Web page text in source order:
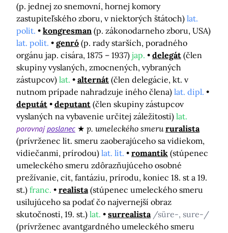
(p. jednej zo snemovní, hornej komory
zastupiteľského zboru, v niektorých štátoch) lat.
polit.
kongresman (p. zákonodarneho zboru, USA)
lat. polit.
genró (p. rady starších, poradného
orgánu jap. cisára, 1875 – 1937) jap. delegát (člen
skupiny vyslaných, zmocnených, vybraných
zástupcov) lat. alternát (člen delegácie, kt. v
nutnom prípade nahradzuje iného člena) lat. dipl.
deputát
deputant (člen skupiny zástupcov
vyslaných na vybavenie určitej záležitosti) lat.
porovnajposlanec p. umeleckého smeru ruralista
(prívrženec lit. smeru zaoberajúceho sa vidiekom,
vidiečanmi, prírodou) lat. lit. romantik (stúpenec
umeleckého smeru zdôrazňujúceho osobné
prežívanie, cit, fantáziu, prírodu, koniec 18. st a 19.
st.) franc. realista (stúpenec umeleckého smeru
usilujúceho sa podať čo najvernejší obraz
skutočnosti, 19. st.) lat. surrealista /süre-, sure-/
(prívrženec avantgardného umeleckého smeru